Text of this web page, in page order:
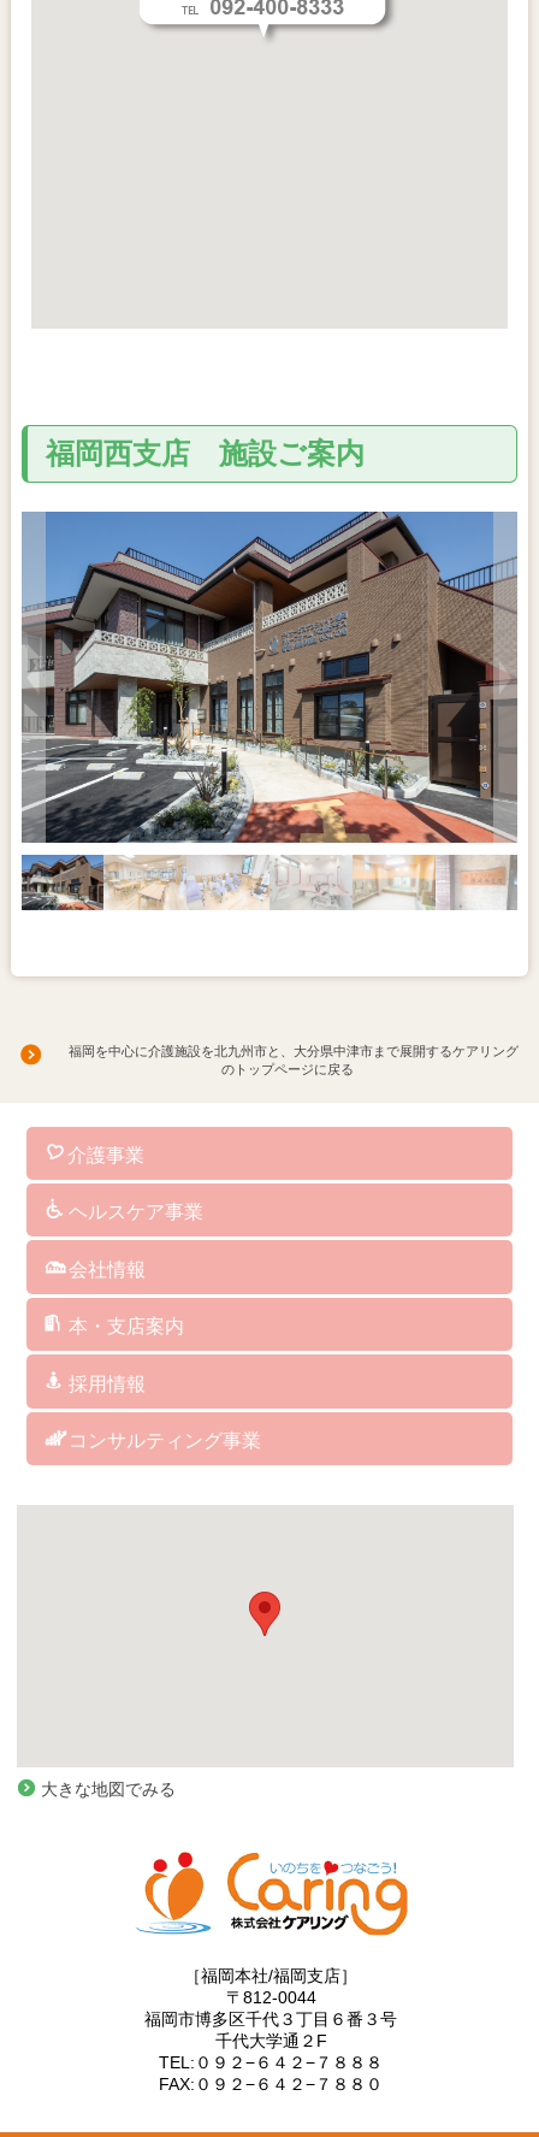
福岡西支店 施設ご案内
福岡を中心に介護施設を北九州市と、大分県中津市まで展開するケアリング
のトップページに戻る
介護事業
訪問介護
通所介護
認知症対応型共同生活介護
小規模多機能型居宅介護
看護小規模多機能型居宅介護
訪問看護
介護予防サービス
総合支援事業
居宅介護支援
障がい者総合支援サービス
福祉用具･レンタル･販売
保険外･自費サービス
ヘルスケア事業
介護ソフト
介護予防マシン
ＢＡＳＹＳ（歩行改善機器）
ＡＥＤ（自動体外式除細動器）
人工炭酸泉
シャワーキャリー
ケアリングの杖
クッション
パルスオキシメーター
会社情報
社長からのメッセージ
企業理念
経営方針・取り組み
企業概要・沿革
指定・委託業務・講演講師等実績
アクセス
サイトマップ
サイトポリシー
本・支店案内
福岡本社/福岡支店
博多支店
筥崎支店
城南支店
福岡西支店
西福岡支店
北九州支店
中津支店
関連会社 アグレコジャパン(株)
関連会社 RICHES
採用情報
訪問介護サービス
デイサービス
居宅介護支援
グループホーム／小規模多機能／看護小規模多機能
訪問看護ステーション
ヘルスケア事業部
総務・経理
コンサルティング事業
大きな地図でみる
［福岡本社/福岡支店］
〒812-0044
福岡市博多区千代３丁目６番３号
千代大学通２F
TEL:０９２−６４２−７８８８
FAX:０９２−６４２−７８８０